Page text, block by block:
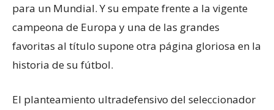
para un Mundial. Y su empate frente a la vigente
campeona de Europa y una de las grandes
favoritas al título supone otra página gloriosa en la
historia de su fútbol.
El planteamiento ultradefensivo del seleccionador